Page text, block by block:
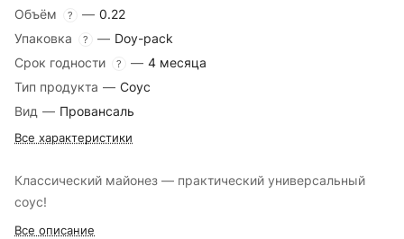
Объём ? — 0.22
Упаковка
? — Doy-pack
Срок годности
? — 4 месяца
Тип продукта — Соус
Вид — Провансаль
Все характеристики
Классический майонез — практический универсальный
соус!
Все описание